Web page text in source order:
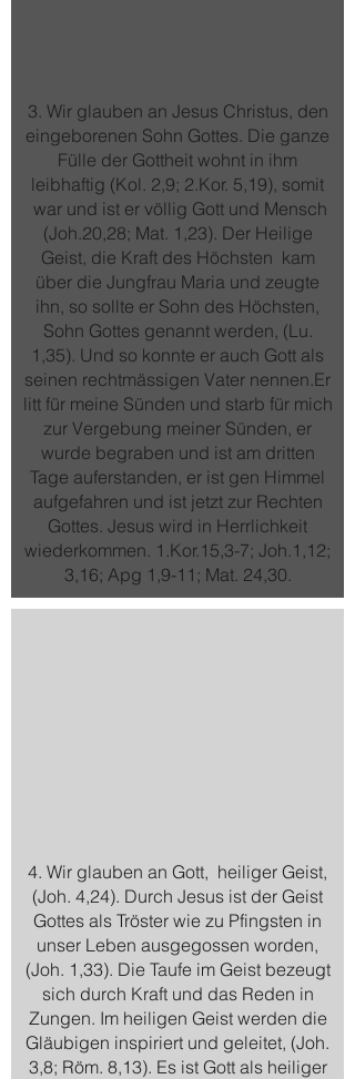
3. Wir glauben an Jesus Christus, den
eingeborenen Sohn Gottes. Die ganze
Fülle der Gottheit wohnt in ihm
leibhaftig (Kol. 2,9; 2.Kor. 5,19), somit
war und ist er völlig Gott und Mensch
(Joh.20,28; Mat. 1,23). Der Heilige
Geist, die Kraft des Höchsten kam
über die Jungfrau Maria und zeugte
ihn, so sollte er Sohn des Höchsten,
Sohn Gottes genannt werden, (Lu.
1,35). Und so konnte er auch Gott als
seinen rechtmässigen Vater nennen.Er
litt für meine Sünden und starb für mich
zur Vergebung meiner Sünden, er
wurde begraben und ist am dritten
Tage auferstanden, er ist gen Himmel
aufgefahren und ist jetzt zur Rechten
Gottes. Jesus wird in Herrlichkeit
wiederkommen. 1.Kor.15,3-7; Joh.1,12;
3,16; Apg 1,9-11; Mat. 24,30.
4. Wir glauben an Gott, heiliger Geist,
(Joh. 4,24). Durch Jesus ist der Geist
Gottes als Tröster wie zu Pfingsten in
unser Leben ausgegossen worden,
(Joh. 1,33). Die Taufe im Geist bezeugt
sich durch Kraft und das Reden in
Zungen. Im heiligen Geist werden die
Gläubigen inspiriert und geleitet, (Joh.
3,8; Röm. 8,13). Es ist Gott als heiliger